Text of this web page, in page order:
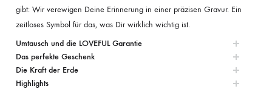
gibt: Wir verewigen Deine Erinnerung in einer präzisen Gravur. Ein
zeitloses Symbol für das, was Dir wirklich wichtig ist.
Umtausch und die LOVEFUL Garantie
Das perfekte Geschenk
Die Kraft der Erde
Highlights